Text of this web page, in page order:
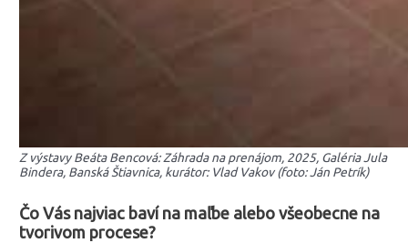
Z výstavy Beáta Bencová: Záhrada na prenájom, 2025, Galéria Jula
Bindera, Banská Štiavnica, kurátor: Vlad Vakov (foto: Ján Petrík)
Čo Vás najviac baví na maľbe alebo všeobecne na
tvorivom procese?